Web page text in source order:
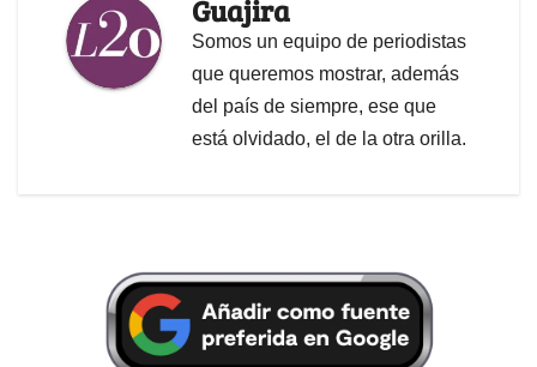
Guajira
Somos un equipo de periodistas
que queremos mostrar, además
del país de siempre, ese que
está olvidado, el de la otra orilla.